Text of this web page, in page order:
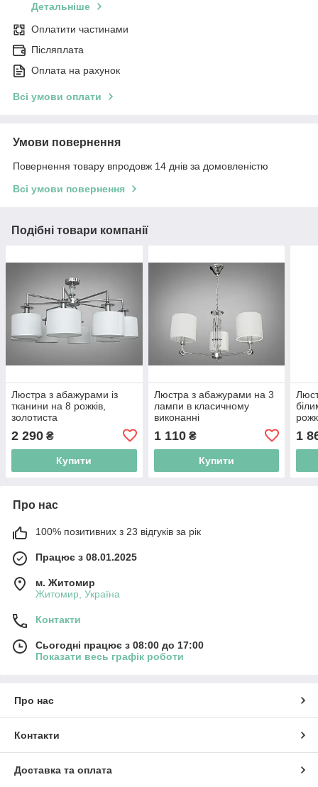
Детальніше
Оплатити частинами
Післяплата
Оплата на рахунок
Всі умови оплати
Умови повернення
Повернення товару впродовж 14 днів за домовленістю
Всі умови повернення
Подібні товари компанії
Люстра з абажурами із
тканини на 8 рожків,
золотиста
2 290 ₴
Купити
Люстра з абажурами на 3
лампи в класичному
виконанні
1 110₴
Купити
1
Про нас
100% позитивних з 23 відгуків за рік
Працює з 08.01.2025
м. Житомир
Житомир, Україна
Контакти
Сьогодні працює з 08:00 до 17:00
Показати весь графік роботи
Про нас
Контакти
Доставка та оплата